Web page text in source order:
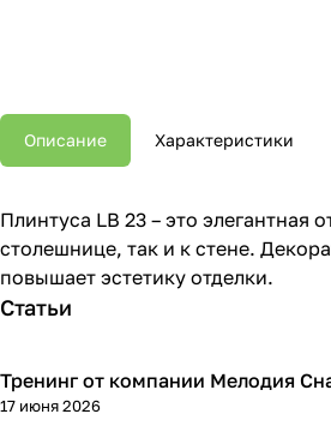
Описание Характеристики
Плинтуса LB 23 – это
столешнице, так и к стене.
повышает эстетику отделки.
Статьи
Тренинг от компании Мелодия
17 июня 2026